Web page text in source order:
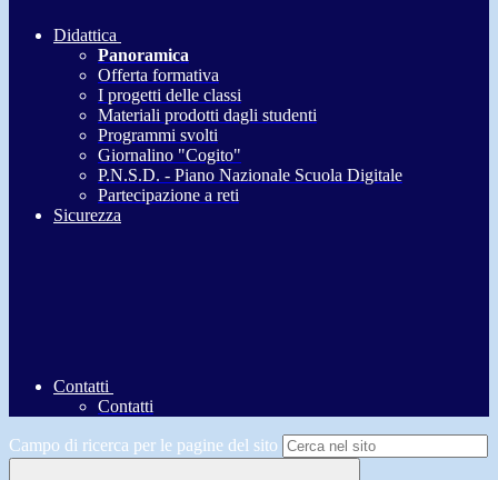
Didattica
Panoramica
Offerta formativa
I progetti delle classi
Materiali prodotti dagli studenti
Programmi svolti
Giornalino "Cogito"
P.N.S.D. - Piano Nazionale Scuola Digitale
Partecipazione a reti
Sicurezza
Contatti
Contatti
Campo di ricerca per le pagine del sito